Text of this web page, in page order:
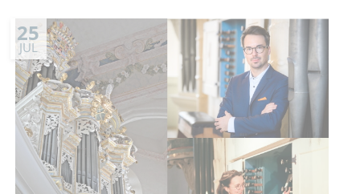
25
JUL